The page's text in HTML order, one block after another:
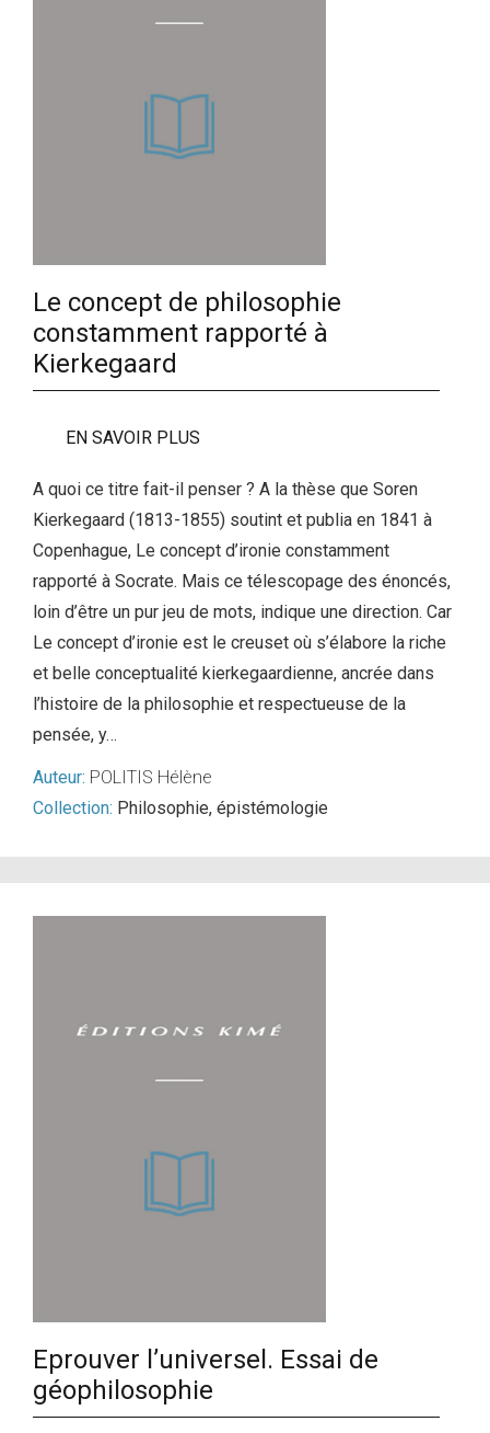
Le concept de philosophie
constamment rapporté à
Kierkegaard
EN SAVOIR PLUS
A quoi ce titre fait-il penser ? A la thèse que Soren
Kierkegaard (1813-1855) soutint et publia en 1841 à
Copenhague, Le concept d’ironie constamment
rapporté à Socrate. Mais ce télescopage des énoncés,
loin d’être un pur jeu de mots, indique une direction. Car
Le concept d’ironie est le creuset où s’élabore la riche
et belle conceptualité kierkegaardienne, ancrée dans
l’histoire de la philosophie et respectueuse de la
pensée, y…
Auteur: POLITIS Hélène
Collection: Philosophie, épistémologie
Eprouver l’universel. Essai de
géophilosophie